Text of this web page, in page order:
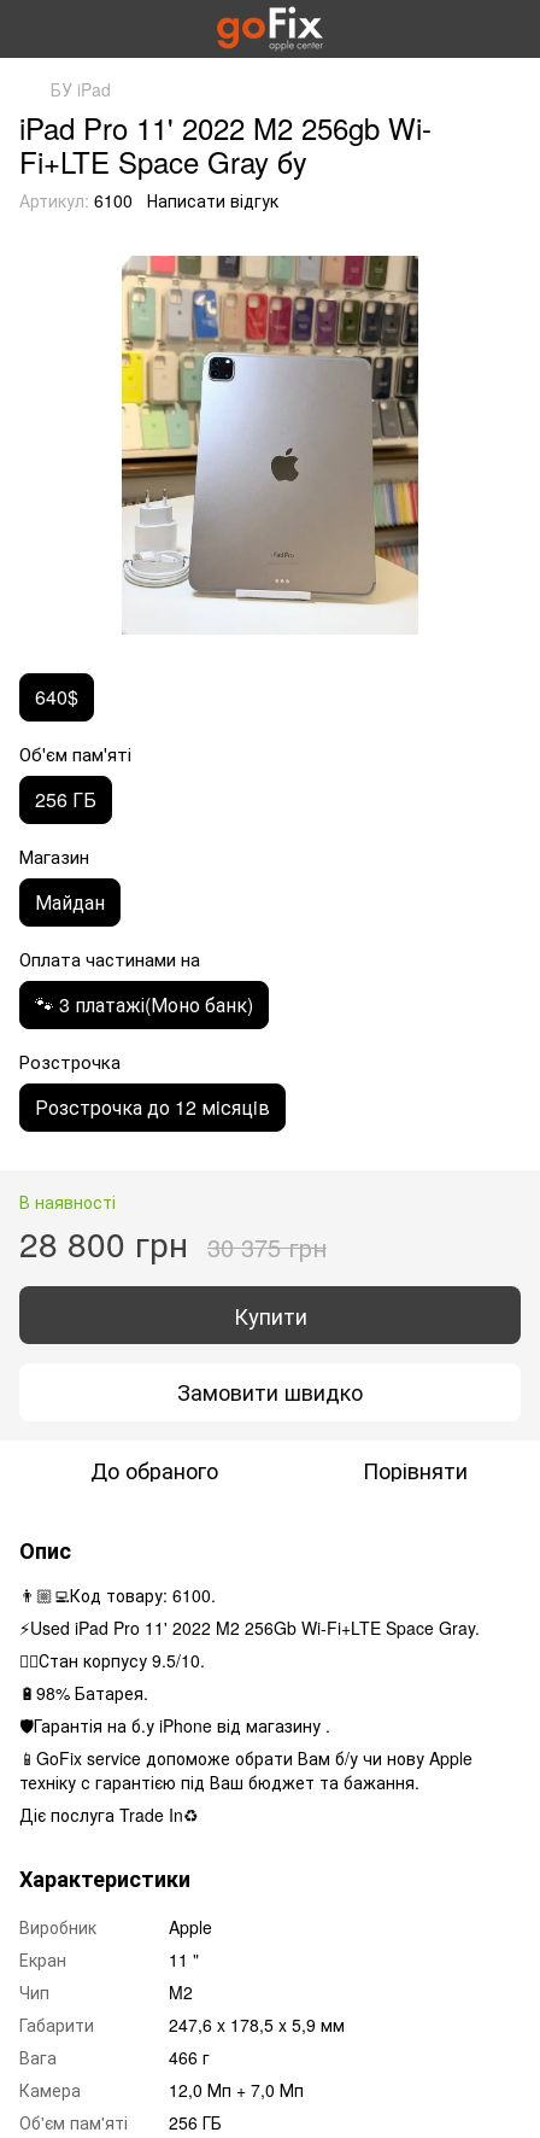
БУ iPad
iPad Pro 11' 2022 M2 256gb Wi-
Fi+LTE Space Gray бу
Артикул: 6100 Написати відгук
640$
Об'єм пам'яті
256 ГБ
Магазин
Майдан
Оплата частинами на
🐾 3 платажі(Моно банк)
Розстрочка
Розстрочка до 12 мiсяцiв
В наявності
28 800 грн 30 375 грн
Купити
Замовити швидко
До обраного Порівняти
Опис
👨🏼‍💻Код товару: 6100.
⚡️Used iPad Pro 11' 2022 M2 256Gb Wi-Fi+LTE Space Gray.
👌🏻Стан корпусу 9.5/10.
🔋98% Батарея.
🛡Гарантія на б.у iPhone від магазину .
📱GoFix service допоможе обрати Вам б/у чи нову Apple
техніку с гарантією під Ваш бюджет та бажання.
Діє послуга Trade In♻️
Характеристики
Виробник
Apple
Екран
11 "
Чип
M2
Габарити
247,6 x 178,5 x 5,9 мм
Вага
466 г
Камера
12,0 Мп + 7,0 Мп
Об'єм пам'яті
256 ГБ